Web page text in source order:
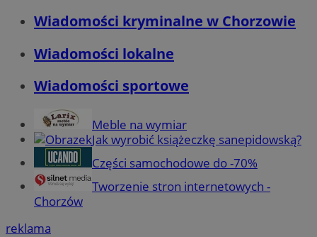
Wiadomości kryminalne w Chorzowie
Wiadomości lokalne
Wiadomości sportowe
Meble na wymiar
Jak wyrobić książeczkę sanepidowską?
Części samochodowe do -70%
Tworzenie stron internetowych -
Chorzów
reklama